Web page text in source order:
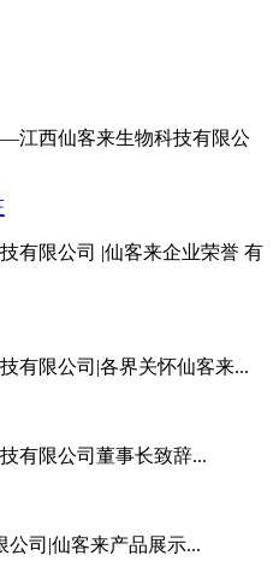
江西仙客来生物科技有限公
有限公司 |仙客来企业荣誉 有
有限公司|各界关怀仙客来...
有限公司董事长致辞...
司|仙客来产品展示...